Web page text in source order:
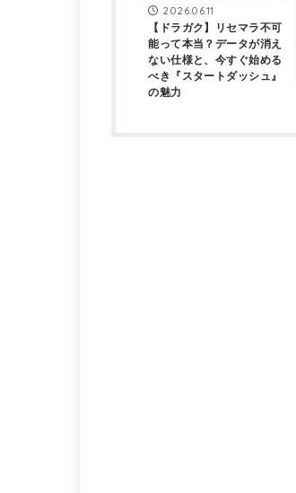
2026.06.11
【ドラガク】リセマラ不可
能って本当？データが消え
ない仕様と、今すぐ始める
べき『スタートダッシュ』
の魅力